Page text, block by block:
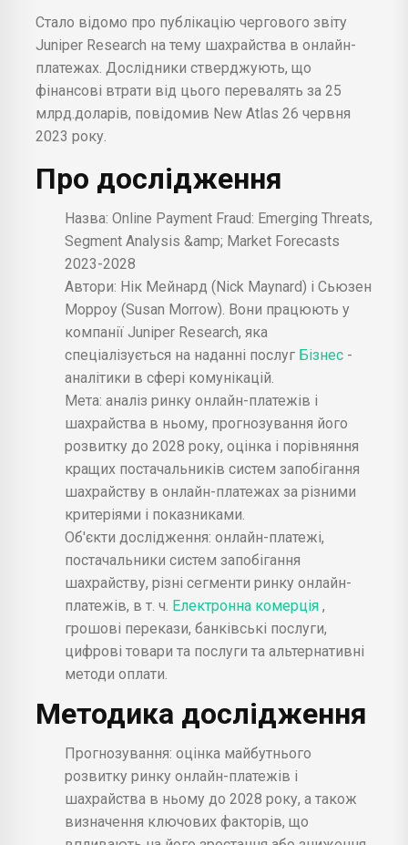
Стало відомо про публікацію чергового звіту
Juniper Research на тему шахрайства в онлайн-
платежах. Дослідники стверджують, що
фінансові втрати від цього перевалять за 25
млрд.доларів, повідомив New Atlas 26 червня
2023 року.
Про дослідження
Назва: Online Payment Fraud: Emerging Threats,
Segment Analysis &amp; Market Forecasts
2023-2028
Автори: Нік Мейнард (Nick Maynard) і Сьюзен
Морроу (Susan Morrow). Вони працюють у
компанії Juniper Research, яка
спеціалізується на наданні послуг Бізнес -
аналітики в сфері комунікацій.
Мета: аналіз ринку онлайн-платежів і
шахрайства в ньому, прогнозування його
розвитку до 2028 року, оцінка і порівняння
кращих постачальників систем запобігання
шахрайству в онлайн-платежах за різними
критеріями і показниками.
Об'єкти дослідження: онлайн-платежі,
постачальники систем запобігання
шахрайству, різні сегменти ринку онлайн-
платежів, в т. ч. Електронна комерція ,
грошові перекази, банківські послуги,
цифрові товари та послуги та альтернативні
методи оплати.
Методика дослідження
Прогнозування: оцінка майбутнього
розвитку ринку онлайн-платежів і
шахрайства в ньому до 2028 року, а також
визначення ключових факторів, що